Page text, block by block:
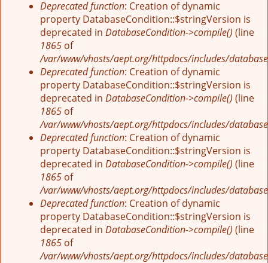
Deprecated function: Creation of dynamic
property DatabaseCondition::$stringVersion is
deprecated in DatabaseCondition->compile() (line
1865 of
/var/www/vhosts/aept.org/httpdocs/includes/
Deprecated function: Creation of dynamic
property DatabaseCondition::$stringVersion is
deprecated in DatabaseCondition->compile() (line
1865 of
/var/www/vhosts/aept.org/httpdocs/includes/
Deprecated function: Creation of dynamic
property DatabaseCondition::$stringVersion is
deprecated in DatabaseCondition->compile() (line
1865 of
/var/www/vhosts/aept.org/httpdocs/includes/
Deprecated function: Creation of dynamic
property DatabaseCondition::$stringVersion is
deprecated in DatabaseCondition->compile() (line
1865 of
/var/www/vhosts/aept.org/httpdocs/includes/